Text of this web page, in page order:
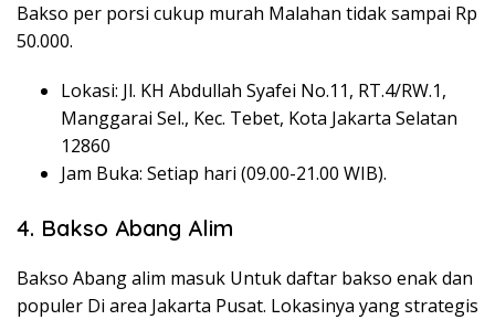
Bakso per porsi cukup murah Malahan tidak sampai Rp
50.000.
Lokasi: Jl. KH Abdullah Syafei No.11, RT.4/RW.1,
Manggarai Sel., Kec. Tebet, Kota Jakarta Selatan
12860
Jam Buka: Setiap hari (09.00-21.00 WIB).
4. Bakso Abang Alim
Bakso Abang alim masuk Untuk daftar bakso enak dan
populer Di area Jakarta Pusat. Lokasinya yang strategis